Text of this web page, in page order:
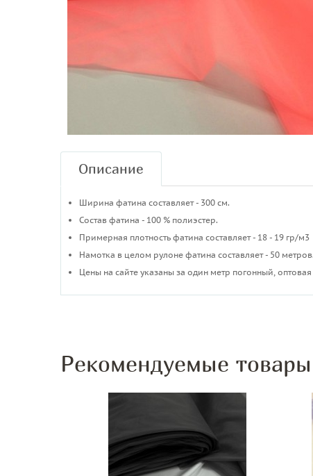
Описание
Ширина фатина составляет - 300 см.
Состав фатина - 100 % полиэстер.
Примерная плотность фатина составляет - 18 - 19 гр/м3
​Намотка в целом рулоне фатина составляет - 50 метров.
Цены на сайте указаны за один метр погонный,
Рекомендуемые товары